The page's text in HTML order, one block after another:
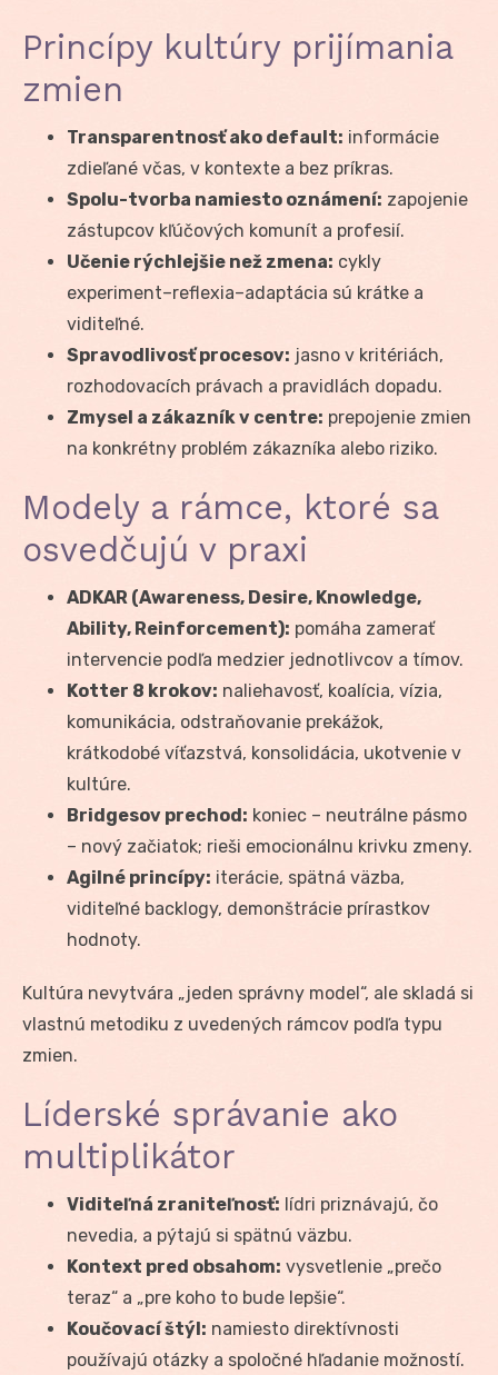
Princípy kultúry prijímania
zmien
Transparentnosť ako default: informácie
zdieľané včas, v kontexte a bez príkras.
Spolu-tvorba namiesto oznámení: zapojenie
zástupcov kľúčových komunít a profesií.
Učenie rýchlejšie než zmena: cykly
experiment–reflexia–adaptácia sú krátke a
viditeľné.
Spravodlivosť procesov: jasno v kritériách,
rozhodovacích právach a pravidlách dopadu.
Zmysel a zákazník v centre: prepojenie zmien
na konkrétny problém zákazníka alebo riziko.
Modely a rámce, ktoré sa
osvedčujú v praxi
ADKAR (Awareness, Desire, Knowledge,
Ability, Reinforcement): pomáha zamerať
intervencie podľa medzier jednotlivcov a tímov.
Kotter 8 krokov: naliehavosť, koalícia, vízia,
komunikácia, odstraňovanie prekážok,
krátkodobé víťazstvá, konsolidácia, ukotvenie v
kultúre.
Bridgesov prechod: koniec – neutrálne pásmo
– nový začiatok; rieši emocionálnu krivku zmeny.
Agilné princípy: iterácie, spätná väzba,
viditeľné backlogy, demonštrácie prírastkov
hodnoty.
Kultúra nevytvára „jeden správny model“, ale skladá si
vlastnú metodiku z uvedených rámcov podľa typu
zmien.
Líderské správanie ako
multiplikátor
Viditeľná zraniteľnosť: lídri priznávajú, čo
nevedia, a pýtajú si spätnú väzbu.
Kontext pred obsahom: vysvetlenie „prečo
teraz“ a „pre koho to bude lepšie“.
Koučovací štýl: namiesto direktívnosti
používajú otázky a spoločné hľadanie možností.